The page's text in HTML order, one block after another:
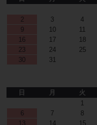
2
3 4
9
10 11
16
17 18
23
24 25
30
31
日
月 火
1
6
7 8
13
14 15